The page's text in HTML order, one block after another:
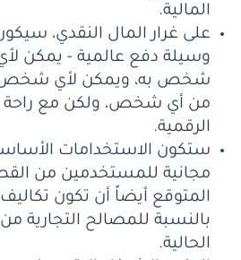
المالية.
على غرار المال النقدي،
وسيلة دفع عالمية - يمكن
شخص به، ويمكن لأي شخص
من أي شخص، ولكن مع راحة
الرقمية.
ستكون الاستخدامات
مجانية للمستخدمين من
المتوقع أيضاً أن تكون
بالنسبة للمصالح التجارية
الحالية.